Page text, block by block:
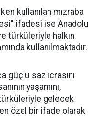
kullanılan mızraba
ifadesi ise Anadolu
türküleriyle halkın
kullanılmaktadır.
güçlü saz icrasını
yaşamını,
türküleriyle gelecek
özel bir ifade olarak